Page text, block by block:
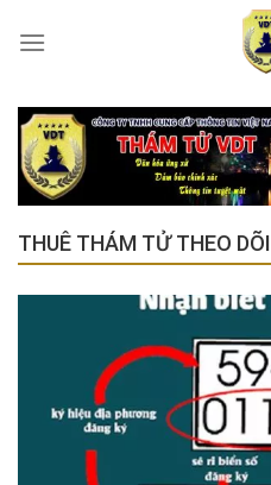
THUÊ THÁM TỬ THEO DÕI